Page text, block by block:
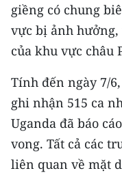
54 DÂN TỘC VIỆT
CHƯƠNG TRÌNH
MỘT SẢN PHẨM
RADIO
MEDIA CENTER
giềng có chung
vực bị ảnh
của khu vực châu
Tính đến ngày 7/
ghi nhận 515 ca
Uganda đã báo
vong. Tất cả các
liên quan về mặt